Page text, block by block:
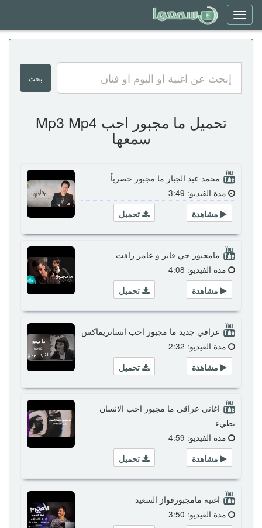
Toggle
navigation
تحميل ما مجبور احب Mp3 Mp4
سمعها
محمد عبد الجبار ما مجبور حصرياً
مدة الفيديو: 3:49
تحميل
مشاهدة
مامجبور جي فاير و عامر رافت
مدة الفيديو: 4:08
تحميل
مشاهدة
عراقي جديد ما مجبور احب انسانريماكس
مدة الفيديو: 2:32
تحميل
مشاهدة
اغاني عراقي ما مجبور احب الانسان
بطيء
مدة الفيديو: 4:59
تحميل
مشاهدة
اغنيه مامجبورفواز السعيد
مدة الفيديو: 3:50